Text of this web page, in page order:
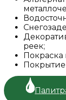
реек;
Покраска